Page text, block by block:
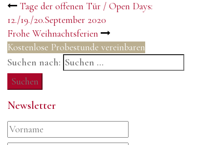
Tage der offenen Tür / Open Days:
12./19./20.September 2020
Frohe Weihnachtsferien
Kostenlose Probestunde vereinbaren
Suchen nach:
Newsletter